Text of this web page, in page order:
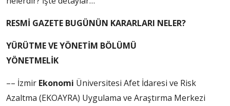
RESMİ GAZETE BUGÜNÜN KARARLARI NELER?
YÜRÜTME VE YÖNETİM BÖLÜMÜ
YÖNETMELİK
–– İzmir Ekonomi Üniversitesi Afet İdaresi ve Risk
Azaltma (EKOAYRA) Uygulama ve Araştırma Merkezi